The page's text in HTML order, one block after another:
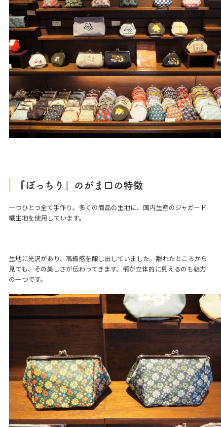
『ぽっちり』のがま口の特徴
一つひとつ全て手作り。多くの商品の生地に、国内生産のジャガード
織生地を使用しています。
生地に光沢があり、高級感を醸し出していました。離れたところから
見ても、その美しさが伝わってきます。柄が立体的に見えるのも魅力
の一つです。